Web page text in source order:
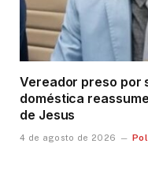
Vereador preso por
doméstica
de Jesus
4 de agosto de 2026